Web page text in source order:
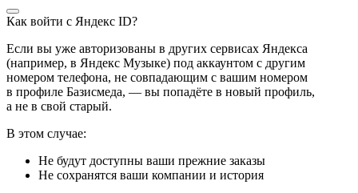
Как войти с Яндекс ID?
Если вы уже авторизованы в других сервисах Яндекса
(например, в Яндекс Музыке) под аккаунтом с другим
номером телефона, не совпадающим с вашим номером
в профиле Базисмеда, — вы попадёте в новый профиль,
а не в свой старый.
В этом случае:
Не будут доступны ваши прежние заказы
Не сохранятся ваши компании и история